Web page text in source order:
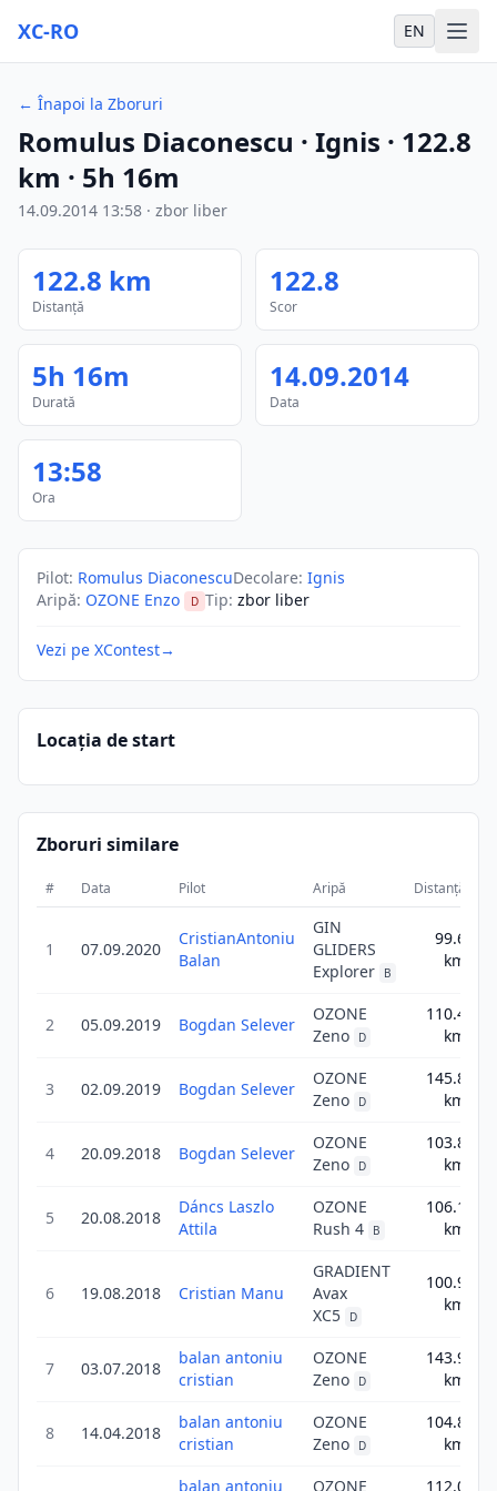
XC-RO EN
← Înapoi la Zboruri
Romulus Diaconescu · Ignis · 122.8
km · 5h 16m
14.09.2014 13:58 · zbor liber
122.8 km
Distanță
122.8
Scor
5h 16m
Durată
14.09.2014
Data
13:58
Ora
Pilot: Romulus DiaconescuDecolare: Ignis
Aripă: OZONE Enzo D Tip: zbor liber
Vezi pe XContest→
Locația de start
Zboruri similare
# Data Pilot Aripă Distanță
1 07.09.2020
CristianAntoniu
Balan
GIN
GLIDERS
Explorer
B
99.6
km
2 05.09.2019 Bogdan Selever
OZONE
Zeno
D
110.4
km
3 02.09.2019 Bogdan Selever
OZONE
Zeno
D
145.8
km
4 20.09.2018 Bogdan Selever
OZONE
Zeno
D
103.8
km
5 20.08.2018
Dáncs Laszlo
Attila
OZONE
Rush 4
B
106.1
km
6 19.08.2018 Cristian Manu
GRADIENT
Avax
XC5
D
100.9
km
7 03.07.2018
balan antoniu
cristian
OZONE
Zeno
D
143.9
km
8 14.04.2018
balan antoniu
cristian
OZONE
Zeno
D
104.8
km
balan antoniu OZONE 112.0